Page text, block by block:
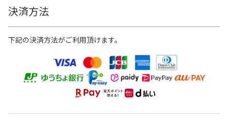
決済方法
下記の決済方法がご利用頂けます。